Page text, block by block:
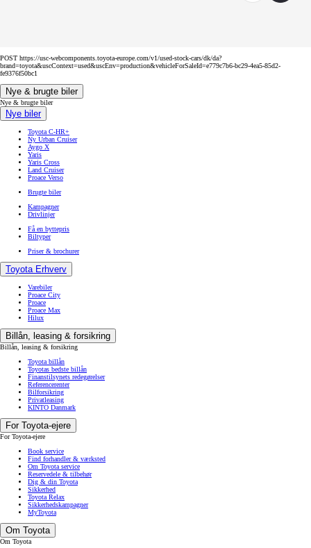
POST https://usc-webcomponents.toyota-europe.com/v1/used-stock-cars/dk/da?
brand=toyota&uscContext=used&uscEnv=production&vehicleForSaleId=e779c7b6-bc29-4ea5-85d2-
fe9376f50bc1
Nye & brugte biler
Nye & brugte biler
Nye biler
Toyota C-HR+
Ny Urban Cruiser
Aygo X
Yaris
Yaris Cross
Land Cruiser
Proace Verso
Brugte biler
Kampagner
Drivlinjer
Få en byttepris
Biltyper
Priser & brochurer
Toyota Erhverv
Varebiler
Proace City
Proace
Proace Max
Hilux
Billån, leasing & forsikring
Billån, leasing & forsikring
Toyota billån
Toyotas bedste billån
Finanstilsynets redegørelser
Referencerenter
Bilforsikring
Privatleasing
KINTO Danmark
For Toyota-ejere
For Toyota-ejere
Book service
Find forhandler & værksted
Om Toyota service
Reservedele & tilbehør
Dig & din Toyota
Sikkerhed
Toyota Relax
Sikkerhedskampagner
MyToyota
Om Toyota
Om Toyota